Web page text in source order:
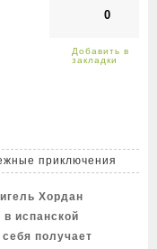
0
приключения
Хордан
в испанской
получает